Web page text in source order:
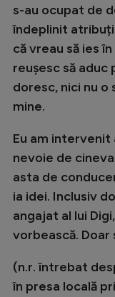
s-au ocupat de
îndeplinit
că vreau să ies
reușesc să
doresc, nici nu o
mine.
Eu am intervenit
nevoie de
asta de
ia idei. Inclusiv
angajat al lui
vorbească. Doar
(n.r. întrebat
în presa locală